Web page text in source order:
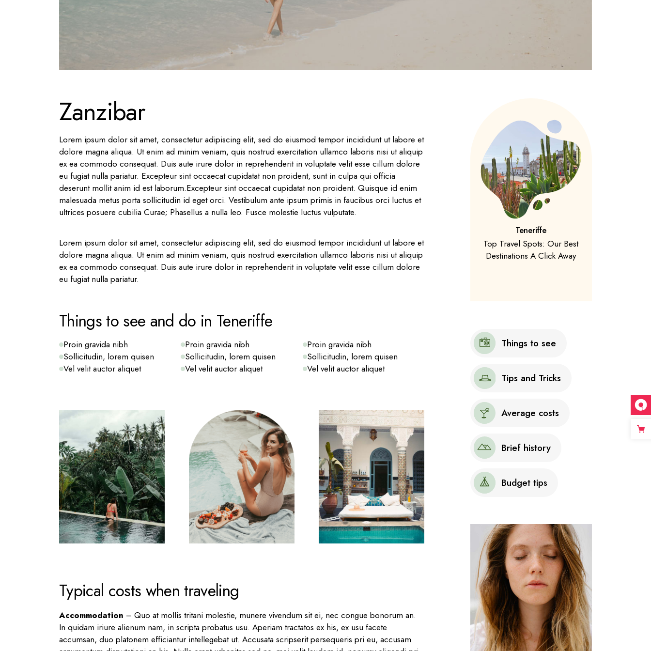
Zanzibar
Lorem ipsum dolor sit amet, consectetur adipiscing elit, sed do eiusmod tempor incididunt ut labore et
dolore magna aliqua. Ut enim ad minim veniam, quis nostrud exercitation ullamco laboris nisi ut aliquip
ex ea commodo consequat. Duis aute irure dolor in reprehenderit in voluptate velit esse cillum dolore
eu fugiat nulla pariatur. Excepteur sint occaecat cupidatat non proident, sunt in culpa qui officia
deserunt mollit anim id est laborum.Excepteur sint occaecat cupidatat non proident. Quisque id enim
malesuada metus porta sollicitudin id eget orci. Vestibulum ante ipsum primis in faucibus orci luctus et
ultrices posuere cubilia Curae; Phasellus a nulla leo. Fusce molestie luctus vulputate.
Lorem ipsum dolor sit amet, consectetur adipiscing elit, sed do eiusmod tempor incididunt ut labore et
dolore magna aliqua. Ut enim ad minim veniam, quis nostrud exercitation ullamco laboris nisi ut aliquip
ex ea commodo consequat. Duis aute irure dolor in reprehenderit in voluptate velit esse cillum dolore
eu fugiat nulla pariatur.
Things to see and do in Teneriffe
Proin gravida nibh
Sollicitudin, lorem quisen
Vel velit auctor aliquet
Proin gravida nibh
Sollicitudin, lorem quisen
Vel velit auctor aliquet
Proin gravida nibh
Sollicitudin, lorem quisen
Vel velit auctor aliquet
Typical costs when traveling
Accommodation – Quo at mollis tritani molestie, munere vivendum sit ei, nec congue bonorum an.
In quidam iriure alienum nam, in scripta probatus usu. Aperiam tractatos ex his, ex usu facete
accumsan, duo platonem efficiantur intellegebat ut. Accusata scripserit persequeris pri eu, accusam
Teneriffe
Top Travel Spots: Our Best
Destinations A Click Away
Things to see
Tips and Tricks
Average costs
Brief history
Budget tips